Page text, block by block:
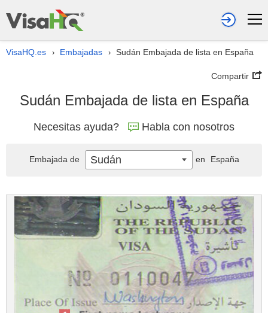
VisaHQ.es › Embajadas › Sudán Embajada de lista en España
Compartir
Sudán Embajada de lista en España
Necesitas ayuda? Habla con nosotros
Embajada de Sudán en España